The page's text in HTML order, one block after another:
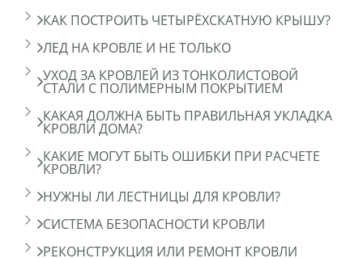
КАК ПОСТРОИТЬ ЧЕТЫРЁХСКАТНУЮ КРЫШУ?
ЛЕД НА КРОВЛЕ И НЕ ТОЛЬКО
УХОД ЗА КРОВЛЕЙ ИЗ ТОНКОЛИСТОВОЙ
СТАЛИ С ПОЛИМЕРНЫМ ПОКРЫТИЕМ
КАКАЯ ДОЛЖНА БЫТЬ ПРАВИЛЬНАЯ УКЛАДКА
КРОВЛИ ДОМА?
КАКИЕ МОГУТ БЫТЬ ОШИБКИ ПРИ РАСЧЕТЕ
КРОВЛИ?
НУЖНЫ ЛИ ЛЕСТНИЦЫ ДЛЯ КРОВЛИ?
СИСТЕМА БЕЗОПАСНОСТИ КРОВЛИ
РЕКОНСТРУКЦИЯ ИЛИ РЕМОНТ КРОВЛИ